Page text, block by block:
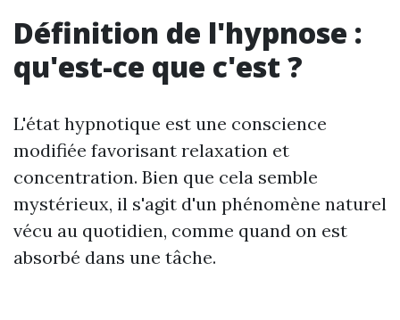
Définition de l'hypnose :
qu'est-ce que c'est ?
L'état hypnotique est une conscience
modifiée favorisant relaxation et
concentration. Bien que cela semble
mystérieux, il s'agit d'un phénomène naturel
vécu au quotidien, comme quand on est
absorbé dans une tâche.